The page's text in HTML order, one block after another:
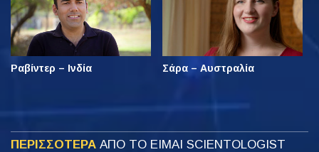
Ραβίντερ – Ινδία Σάρα – Αυστραλία
ΠΕΡΙΣΣΟΤΕΡΑ ΑΠΟ ΤΟ ΕΙΜΑΙ SCIENTOLOGIST